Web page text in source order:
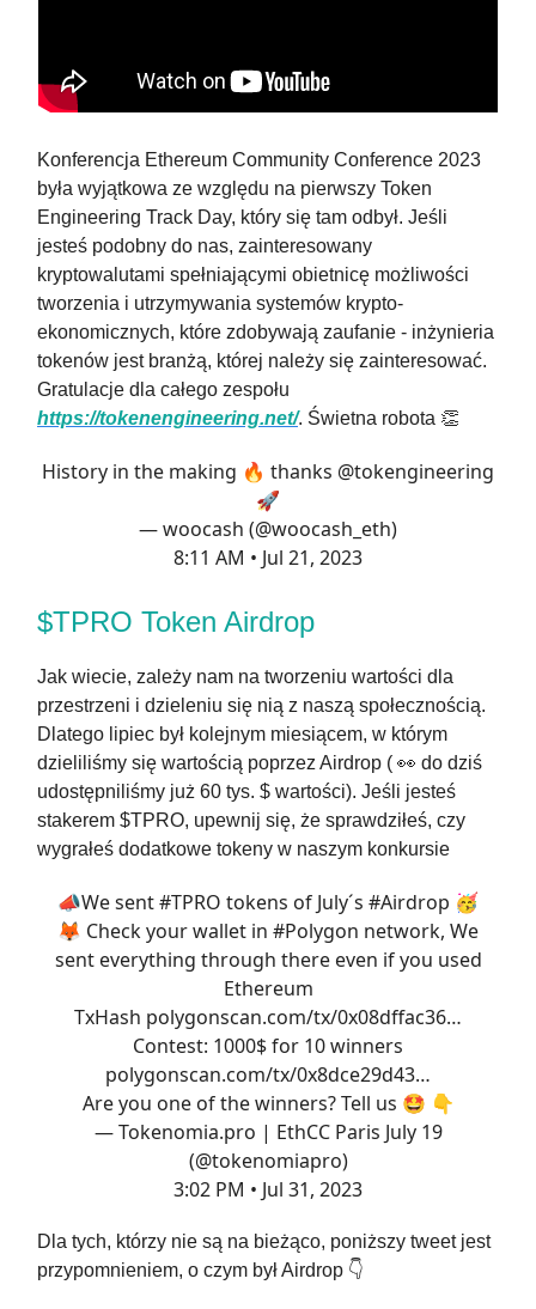
Konferencja Ethereum Community Conference 2023
była wyjątkowa ze względu na pierwszy Token
Engineering Track Day, który się tam odbył. Jeśli
jesteś podobny do nas, zainteresowany
kryptowalutami spełniającymi obietnicę możliwości
tworzenia i utrzymywania systemów krypto-
ekonomicznych, które zdobywają zaufanie - inżynieria
tokenów jest branżą, której należy się zainteresować.
Gratulacje dla całego zespołu
https://tokenengineering.net/. Świetna robota 👏
History in the making 🔥 thanks @tokengineering
🚀
— woocash (@woocash_eth)
8:11 AM • Jul 21, 2023
$TPRO Token Airdrop
Jak wiecie, zależy nam na tworzeniu wartości dla
przestrzeni i dzieleniu się nią z naszą społecznością.
Dlatego lipiec był kolejnym miesiącem, w którym
dzieliliśmy się wartością poprzez Airdrop ( 👀 do dziś
udostępniliśmy już 60 tys. $ wartości). Jeśli jesteś
stakerem $TPRO, upewnij się, że sprawdziłeś, czy
wygrałeś dodatkowe tokeny w naszym konkursie
📣We sent#TPRO tokens of July´s #Airdrop 🥳
🦊 Check your wallet in #Polygon network, We
sent everything through there even if you used
Ethereum
TxHash polygonscan.com/tx/0x08dffac36…
Contest: 1000$ for 10 winners
polygonscan.com/tx/0x8dce29d43…
Are you one of the winners? Tell us 🤩 👇
— Tokenomia.pro | EthCC Paris July 19
(@tokenomiapro)
3:02 PM • Jul 31, 2023
Dla tych, którzy nie są na bieżąco, poniższy tweet jest
przypomnieniem, o czym był Airdrop 👇️